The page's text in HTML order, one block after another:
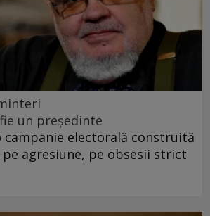
un președinte
campanie electorală construită
agresiune, pe obsesii strict